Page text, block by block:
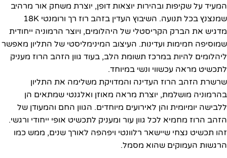
המעיד על שקיפות ובהירות יוצאות דופן, יוצרת משחק אור מרהיב
שמנצנץ בכל תנועה. השיבוץ העדין בזהב רוז רך ורומנטי 18K
מדגיש את הברק הקריסטלי של היהלומים, ויוצר הרמוניה ייחודית
שמוסיפה חמימות ועדינות. העיצוב המינימליסטי של התליון מאפשר
ליהלומים להיות במרכז תשומת הלב, בעוד גוון הזהב הרוז מעניק
לתכשיט מראה עכשווי ונשי במיוחד.
שרשרת הזהב הרוז העדינה והמדויקת משלימה את התליון
בהרמוניה מושלמת, יוצרת מראה מאוזן ואלגנטי שמתאים הן
ללבישה יומיומית והן לאירועים מיוחדים. הגוון החם והמעודן של
הזהב הרוז מחמיא לכל גוון עור ומעניק לתכשיט אופי ייחודי ורגשי.
זהו תכשיט נצחי שיישאר רלוונטי ויפהפה לאורך שנים, ממש כמו
הרגשות העמוקים שהוא מסמל.